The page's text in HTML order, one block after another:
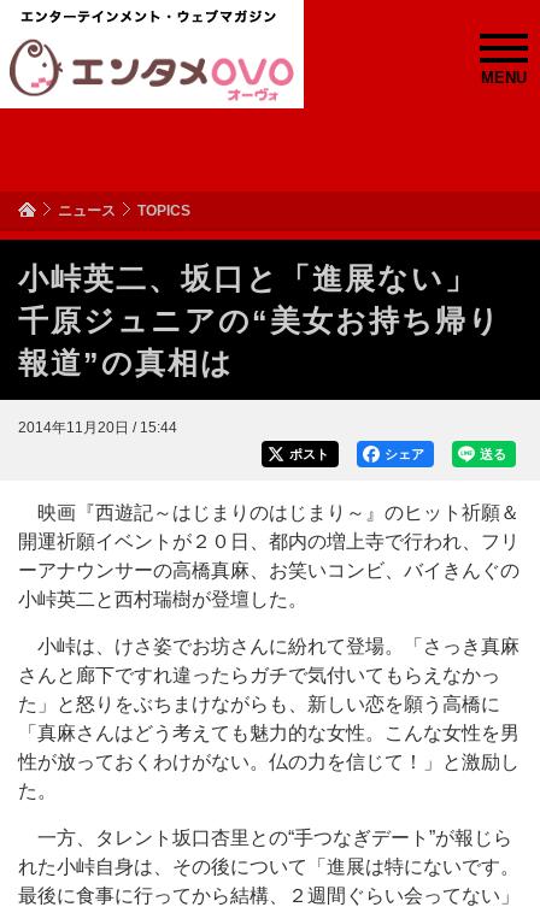
MENU
ニュース TOPICS
小峠英二、坂口と「進展ない」
千原ジュニアの“美女お持ち帰り
報道”の真相は
2014年11月20日 / 15:44
送る
シェア
ポスト
映画『西遊記～はじまりのはじまり～』のヒット祈願＆
開運祈願イベントが２０日、都内の増上寺で行われ、フリ
ーアナウンサーの高橋真麻、お笑いコンビ、バイきんぐの
小峠英二と西村瑞樹が登壇した。
小峠は、けさ姿でお坊さんに紛れて登場。「さっき真麻
さんと廊下ですれ違ったらガチで気付いてもらえなかっ
た」と怒りをぶちまけながらも、新しい恋を願う高橋に
「真麻さんはどう考えても魅力的な女性。こんな女性を男
性が放っておくわけがない。仏の力を信じて！」と激励し
た。
一方、タレント坂口杏里との“手つなぎデート”が報じら
れた小峠自身は、その後について「進展は特にないです。
最後に食事に行ってから結構、２週間ぐらい会ってない」